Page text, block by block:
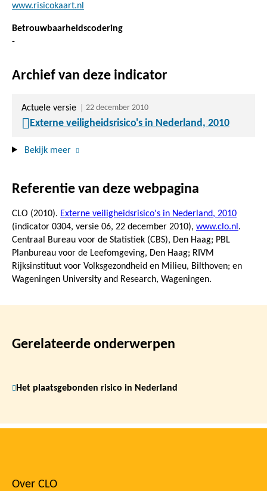
www.risicokaart.nl
Betrouwbaarheidscodering
-
Archief van deze indicator
Actuele versie 22 december 2010
Externe veiligheidsrisico's in Nederland, 2010
Bekijk meer
Referentie van deze webpagina
CLO (2010). Externe veiligheidsrisico's in Nederland, 2010
(indicator 0304, versie 06, 22 december 2010), www.clo.nl .
Centraal Bureau voor de Statistiek (CBS), Den Haag; PBL
Planbureau voor de Leefomgeving, Den Haag; RIVM
Rijksinstituut voor Volksgezondheid en Milieu, Bilthoven; en
Wageningen University and Research, Wageningen.
Gerelateerde onderwerpen
Het plaatsgebonden risico in Nederland
Over CLO